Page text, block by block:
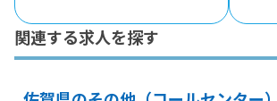
関連する求人を探す